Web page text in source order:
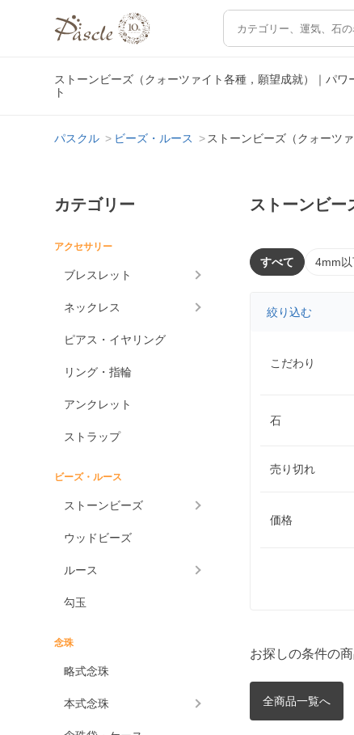
ストーンビーズ（クォーツァイト各種，願望成就）｜パ
ト
パスクル ビーズ・ルース ストーンビーズ（クォーツ
カテゴリー
アクセサリー
ブレスレット
ネックレス
ピアス・イヤリング
リング・指輪
アンクレット
ストラップ
ビーズ・ルース
ストーンビーズ
ウッドビーズ
ルース
勾玉
念珠
略式念珠
本式念珠
ストーンビー
すべて 4mm以
絞り込む
こだわり
石
売り切れ
価格
お探しの条件の
全商品一覧へ